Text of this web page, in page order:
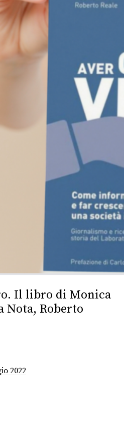
Il libro di Monica
Nota, Roberto
2022